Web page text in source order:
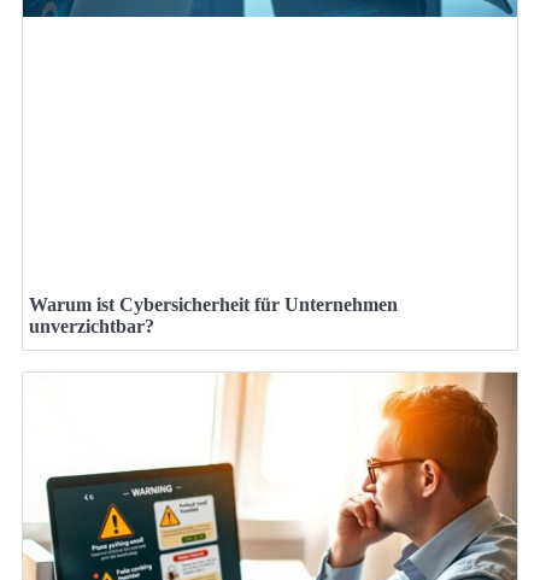
Warum ist Cybersicherheit für Unternehmen
unverzichtbar?